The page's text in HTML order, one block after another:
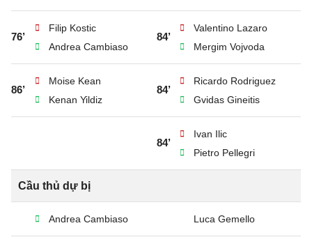
76’
Filip Kostic
Andrea Cambiaso
84’
Valentino Lazaro
Mergim Vojvoda
86’
Moise Kean
Kenan Yildiz
84’
Ricardo Rodriguez
Gvidas Gineitis
84’
Ivan Ilic
Pietro Pellegri
Cầu thủ dự bị
Andrea Cambiaso Luca Gemello